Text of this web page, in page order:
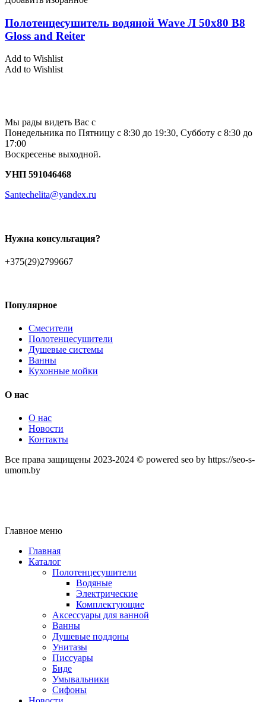
Полотенцесушитель водяной Wave Л 50х80 В8
Gloss and Reiter
Add to Wishlist
Add to Wishlist
Мы рады видеть Вас с
Понедельника по Пятницу с 8:30 до 19:30, Субботу с 8:30 до
17:00
Воскресенье выходной.
УНП 591046468
Santechelita@yandex.ru
Нужна консультация?
+375(29)2799667
Популярное
Смесители
Полотенцесушители
Душевые системы
Ванны
Кухонные мойки
О нас
О нас
Новости
Контакты
Все права защищены 2023-2024 © powered seo by https://seo-s-
umom.by
Главное меню
Главная
Каталог
Полотенцесушители
Водяные
Электрические
Комплектующие
Аксессуары для ванной
Ванны
Душевые поддоны
Унитазы
Писсуары
Биде
Умывальники
Сифоны